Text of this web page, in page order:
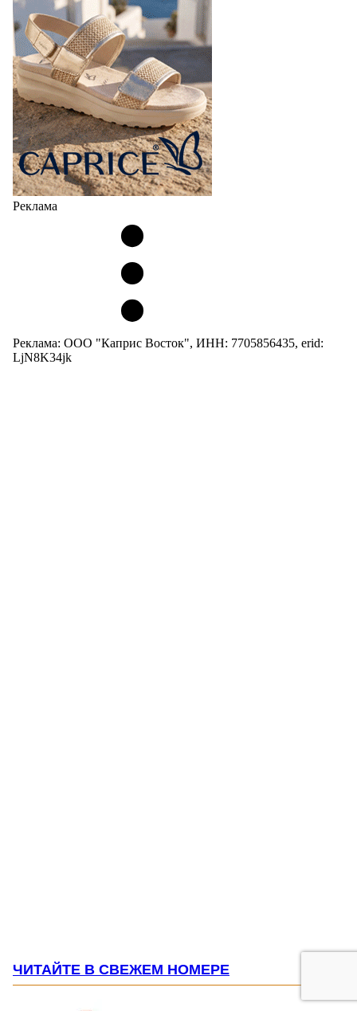
Реклама
Реклама: ООО "Каприс Восток", ИНН: 7705856435, erid:
LjN8K34jk
ЧИТАЙТЕ В СВЕЖЕМ НОМЕРЕ